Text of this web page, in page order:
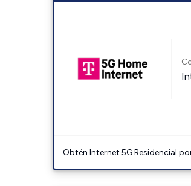
Obtén Internet 5G Residencial